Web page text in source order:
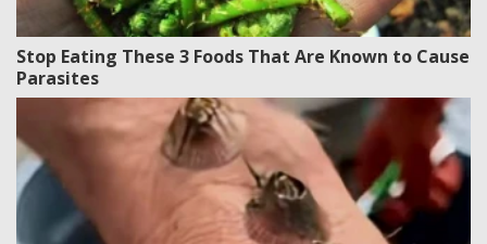
Stop Eating These 3 Foods That Are Known to Cause
Parasites